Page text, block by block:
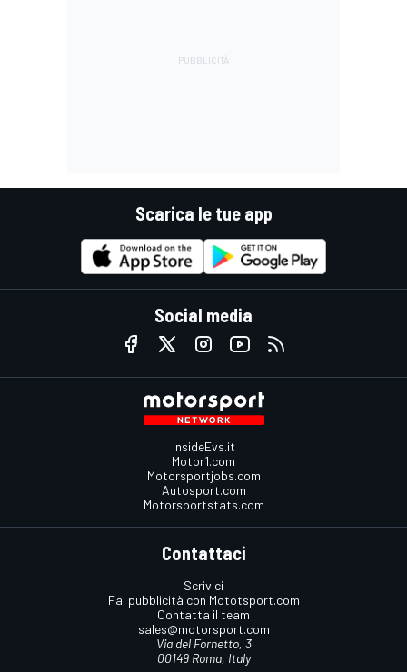
Scarica le tue app
Social media
InsideEvs.it
Motor1.com
Motorsportjobs.com
Autosport.com
Motorsportstats.com
Contattaci
Scrivici
Fai pubblicità con Mototsport.com
Contatta il team
sales@motorsport.com
Via del Fornetto, 3
00149 Roma, Italy